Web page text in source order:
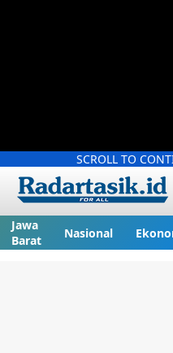
SCROLL TO
Jawa
Barat
Nasional